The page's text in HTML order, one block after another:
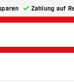
Zahlung auf